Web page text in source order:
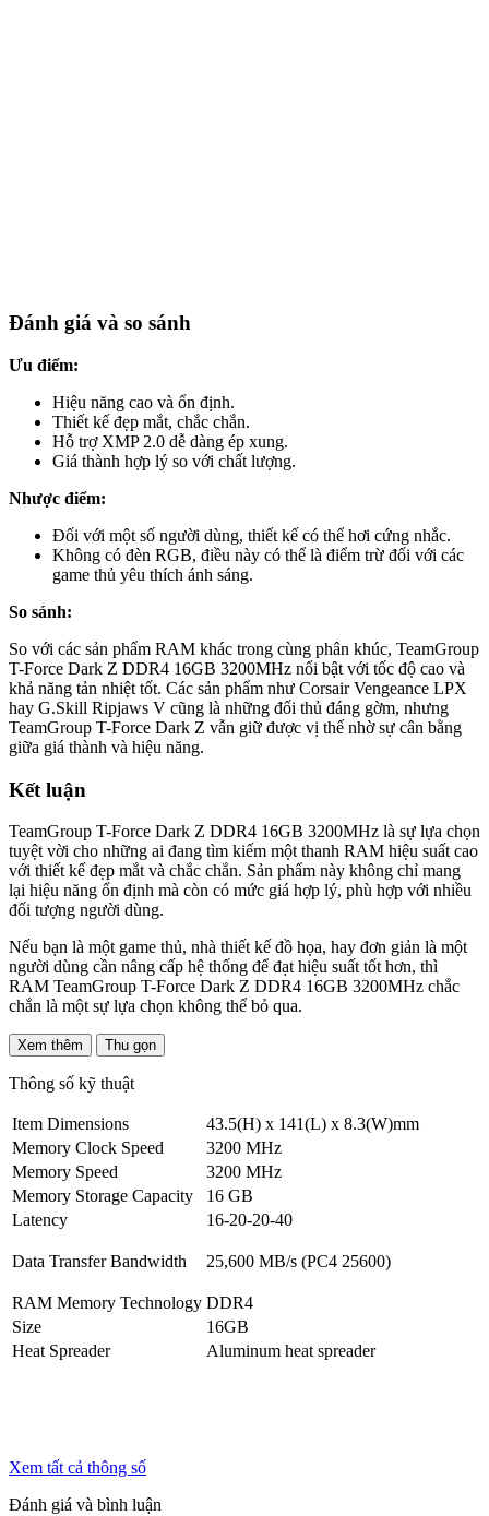
Đánh giá và so sánh
Ưu điểm:
Hiệu năng cao và ổn định.
Thiết kế đẹp mắt, chắc chắn.
Hỗ trợ XMP 2.0 dễ dàng ép xung.
Giá thành hợp lý so với chất lượng.
Nhược điểm:
Đối với một số người dùng, thiết kế có thể hơi cứng nhắc.
Không có đèn RGB, điều này có thể là điểm trừ đối với các
game thủ yêu thích ánh sáng.
So sánh:
So với các sản phẩm RAM khác trong cùng phân khúc, TeamGroup
T-Force Dark Z DDR4 16GB 3200MHz nổi bật với tốc độ cao và
khả năng tản nhiệt tốt. Các sản phẩm như Corsair Vengeance LPX
hay G.Skill Ripjaws V cũng là những đối thủ đáng gờm, nhưng
TeamGroup T-Force Dark Z vẫn giữ được vị thế nhờ sự cân bằng
giữa giá thành và hiệu năng.
Kết luận
TeamGroup T-Force Dark Z DDR4 16GB 3200MHz là sự lựa chọn
tuyệt vời cho những ai đang tìm kiếm một thanh RAM hiệu suất cao
với thiết kế đẹp mắt và chắc chắn. Sản phẩm này không chỉ mang
lại hiệu năng ổn định mà còn có mức giá hợp lý, phù hợp với nhiều
đối tượng người dùng.
Nếu bạn là một game thủ, nhà thiết kế đồ họa, hay đơn giản là một
người dùng cần nâng cấp hệ thống để đạt hiệu suất tốt hơn, thì
RAM TeamGroup T-Force Dark Z DDR4 16GB 3200MHz chắc
chắn là một sự lựa chọn không thể bỏ qua.
Xem thêm Thu gọn
Thông số kỹ thuật
Item Dimensions
43.5(H) x 141(L) x 8.3(W)mm
Memory Clock Speed
3200 MHz
Memory Speed
3200 MHz
Memory Storage Capacity
16 GB
Latency
16-20-20-40
Data Transfer Bandwidth 25,600 MB/s (PC4 25600)
RAM Memory Technology DDR4
Size
16GB
Heat Spreader
Aluminum heat spreader
Xem tất cả thông số
Đánh giá và bình luận